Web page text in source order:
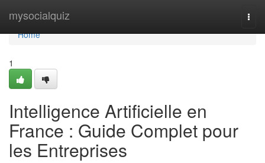
mysocialquiz
Home
Home
1
Intelligence Artificielle en
France : Guide Complet pour
les Entreprises